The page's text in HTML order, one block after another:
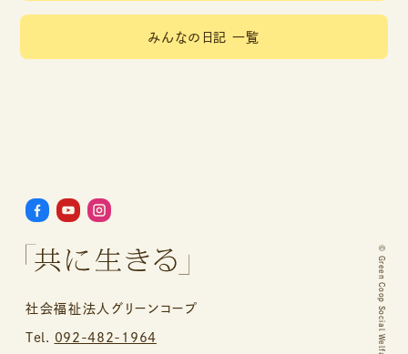
みんなの日記 一覧
社会福祉法人グリーンコープ
Tel.
092-482-1964
©